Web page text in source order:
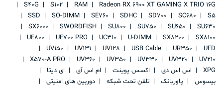
Radeon RX 6900 XT GAMING X TRIO 16G
RAM
S102
S40G
S5
SC680
SD700
SDHC
SE760
SO-DIMM
SSD
SU630
SU650
SU750
SU800
SWORDFISH
SX6000
SX8100
SX8200
U-DIMM
UC310
UE700 PRO
UE800
UFD
UR350
USB Cable
UV128
UV131
UV150
UV210
UV320
UV330
UV350
UV360
X570-A PRO
XPG
اس اس دی اکسس پوینت ام اس آی
ای دیتا
بیسوس
پاوربانک تلفن تحت شبکه
دوربین های امنیتی